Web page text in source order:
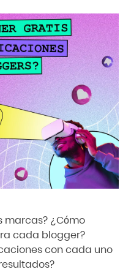
marcas? ¿Cómo
cada blogger?
con cada uno